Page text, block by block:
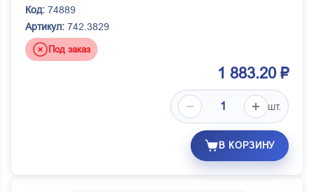
Код: 74889
Артикул: 742.3829
Под заказ
1 883.20 ₽
шт.
В КОРЗИНУ